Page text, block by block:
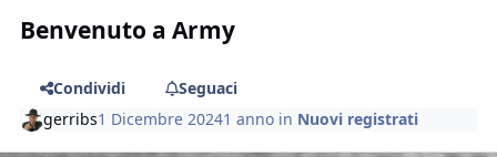
Benvenuto a Army
Condividi
Seguaci
gerribs1 Dicembre 20241 anno in Nuovi registrati